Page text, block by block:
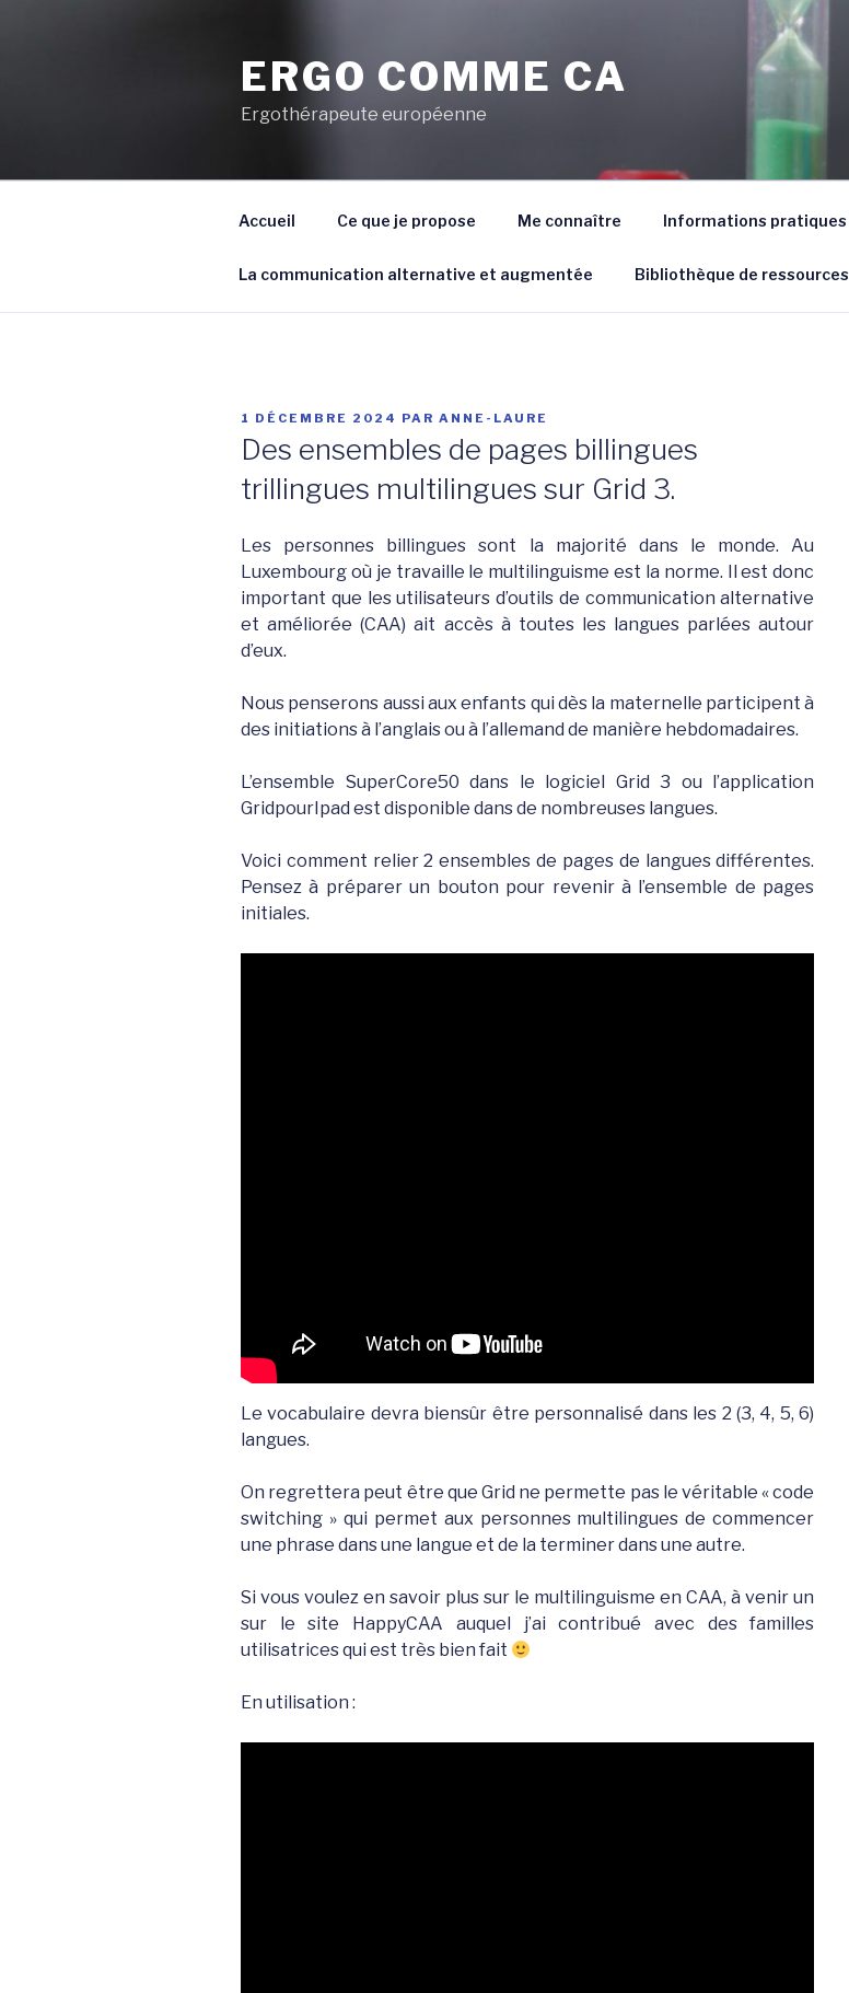
ERGO COMME CA
Ergothérapeute européenne
Accueil Ce que je propose Me connaître Informations pratiques
La communication alternative et augmentée Bibliothèque de ressources
PUBLIÉ
1 DÉCEMBRE 2024 PAR ANNE-LAURE
Des ensembles de pages billingues
trillingues multilingues sur Grid 3.
Les personnes billingues sont la majorité dans le monde. Au
Luxembourg où je travaille le multilinguisme est la norme. Il est donc
important que les utilisateurs d’outils de communication alternative
et améliorée (CAA) ait accès à toutes les langues parlées autour
d’eux.
Nous penserons aussi aux enfants qui dès la maternelle participent à
des initiations à l’anglais ou à l’allemand de manière hebdomadaires.
L’ensemble SuperCore50 dans le logiciel Grid 3 ou l’application
GridpourIpad est disponible dans de nombreuses langues.
Voici comment relier 2 ensembles de pages de langues différentes.
Pensez à préparer un bouton pour revenir à l’ensemble de pages
initiales.
Le vocabulaire devra biensûr être personnalisé dans les 2 (3, 4, 5, 6)
langues.
On regrettera peut être que Grid ne permette pas le véritable « code
switching » qui permet aux personnes multilingues de commencer
une phrase dans une langue et de la terminer dans une autre.
Si vous voulez en savoir plus sur le multilinguisme en CAA, à venir un
sur le site HappyCAA auquel j’ai contribué avec des familles
utilisatrices qui est très bien fait
En utilisation :